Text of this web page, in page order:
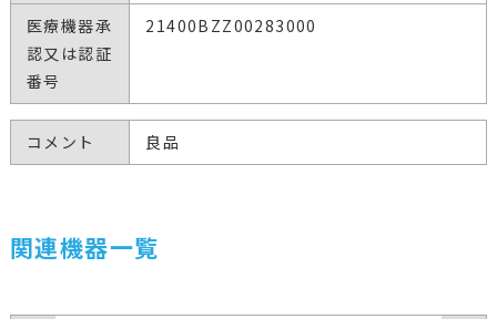
医療機器承
認又は認証
番号
21400BZZ00283000
コメント 良品
関連機器一覧